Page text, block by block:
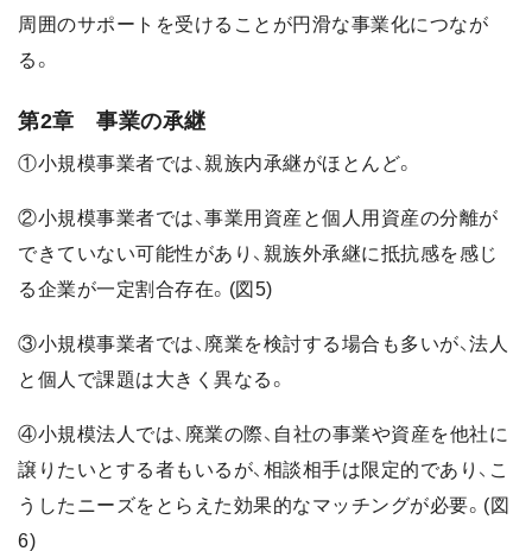
周囲のサポートを受けることが円滑な事業化につなが
る。
第2章 事業の承継
①小規模事業者では、親族内承継がほとんど。
②小規模事業者では、事業用資産と個人用資産の分離が
できていない可能性があり、親族外承継に抵抗感を感じ
る企業が一定割合存在。(図5)
③小規模事業者では、廃業を検討する場合も多いが、法人
と個人で課題は大きく異なる。
④小規模法人では、廃業の際、自社の事業や資産を他社に
譲りたいとする者もいるが、相談相手は限定的であり、こ
うしたニーズをとらえた効果的なマッチングが必要。(図
6)